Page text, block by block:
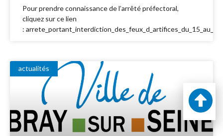
Pour prendre connaissance de l’arrêté préfectoral,
cliquez sur ce lien
:
actualités